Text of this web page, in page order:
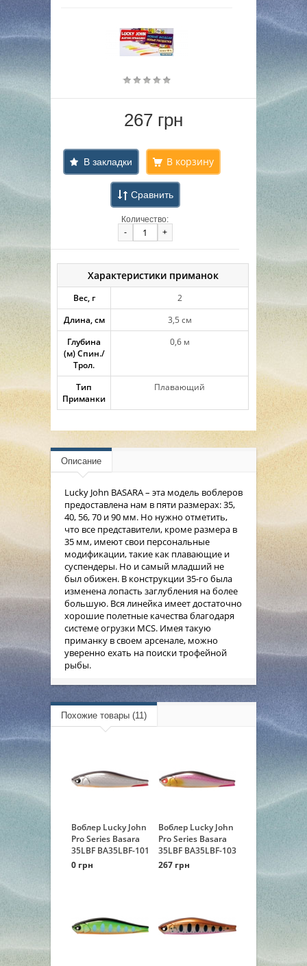
267 грн
В закладки
Сравнить
Количество:
-
+
Характеристики приманок
Вес, г
2
Длина, см
3,5 см
Глубина
(м) Спин./
Трол.
0,6 м
Тип
Приманки
Плавающий
Описание
Lucky John BASARA – эта модель воблеров
предоставлена нам в пяти размерах: 35,
40, 56, 70 и 90 мм. Но нужно отметить,
что все представители, кроме размера в
35 мм, имеют свои персональные
модификации, такие как плавающие и
суспендеры. Но и самый младший не
был обижен. В конструкции 35-го была
изменена лопасть заглубления на более
большую. Вся линейка имеет достаточно
хорошие полетные качества благодаря
системе огрузки MCS. Имея такую
приманку в своем арсенале, можно
уверенно ехать на поиски трофейной
рыбы.
Похожие товары (11)
Воблер Lucky John
Pro Series Basara
35LBF BA35LBF-101
0 грн
Воблер Lucky John
Pro Series Basara
35LBF BA35LBF-103
267 грн